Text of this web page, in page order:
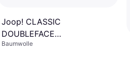
Joop! CLASSIC
DOUBLEFACE
Badezimmerhandtuch Grau
Baumwolle